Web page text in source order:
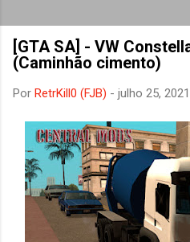
[GTA SA] - VW
(Caminhão cimento)
Por RetrKill0 (FJB) - julho 25, 2021